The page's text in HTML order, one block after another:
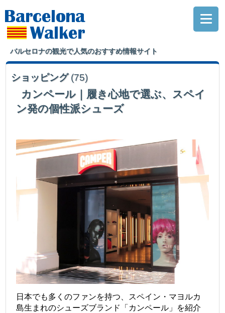
バルセロナの観光で人気のおすすめ情報サイト
ショッピング(75)
カンペール｜履き心地で選ぶ、スペイ
ン発の個性派シューズ
日本でも多くのファンを持つ、スペイン・マヨルカ
島生まれのシューズブランド「カンペール」を紹介